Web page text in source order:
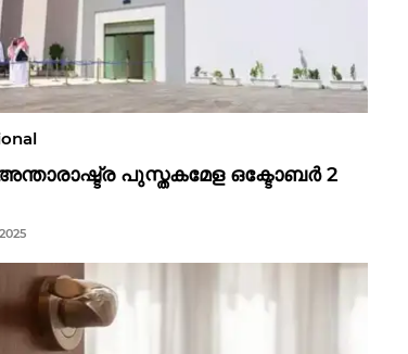
അന്താരാഷ്ട്ര പുസ്തകമേള ഒക്ടോബർ 2